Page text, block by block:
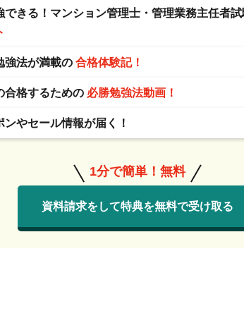
できる！マンション管理士・管理業務主任者
強法が満載の合格体験記！
合格するための 必勝勉強法動画！
ンやセール情報が届く！
1分で簡単！無料
資料請求をして特典を無料で受け取る